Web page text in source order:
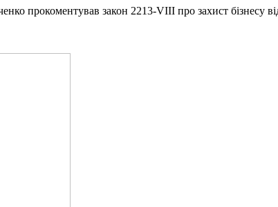
прокоментував закон 2213-VIII про захист бізнесу